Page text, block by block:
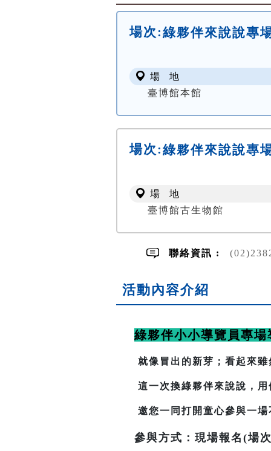
場次:綠夥伴來說說專
場 地
臺博館本館
場次:綠夥伴來說說專
場 地
臺博館古生物館
聯絡資訊 :
活動內容介紹
綠夥伴小小導覽員專場
就像冒出的新芽；看起來
這一次換綠夥伴來說說，
邀您一同打開童心參與一
參與方式：現場報名(場